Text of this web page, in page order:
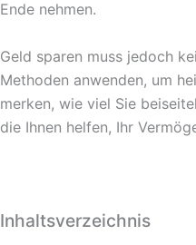
Ende nehmen.
Geld sparen muss jedoch
Methoden anwenden, um
merken, wie viel Sie
die Ihnen helfen, Ihr
Inhaltsverzeichnis